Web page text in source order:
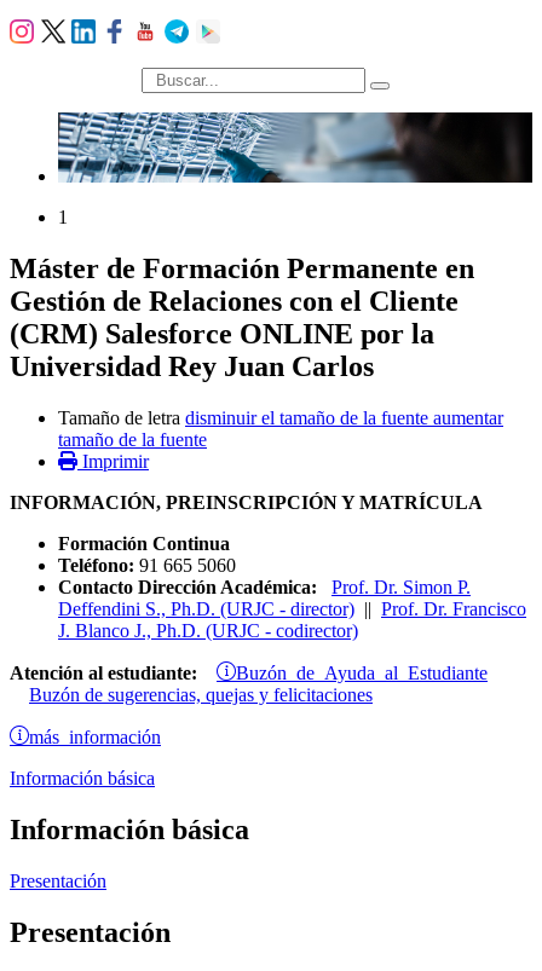
búsqueda
1
Máster de Formación Permanente en
Gestión de Relaciones con el Cliente
(CRM) Salesforce ONLINE por la
Universidad Rey Juan Carlos
Tamaño de letra disminuir el tamaño de la fuente aumentar
tamaño de la fuente
Imprimir
INFORMACIÓN, PREINSCRIPCIÓN Y MATRÍCULA
Formación Continua
Teléfono: 91 665 5060
Contacto Dirección Académica: Prof. Dr. Simon P.
Deffendini S., Ph.D. (URJC - director) || Prof. Dr. Francisco
J. Blanco J., Ph.D. (URJC - codirector)
Atención al estudiante: Buzón de Ayuda al Estudiante
Buzón de sugerencias, quejas y felicitaciones
más información
Información básica
Información básica
Presentación
Presentación